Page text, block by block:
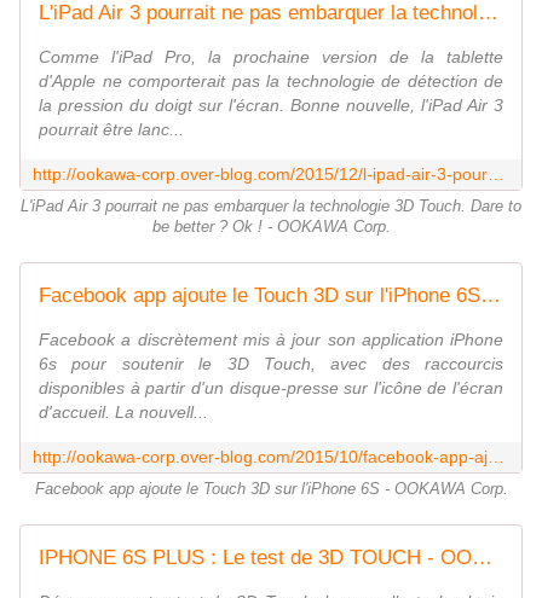
L'iPad Air 3 pourrait ne pas embarquer la technologie 3D Touch. Dare to be better ? Ok ! - OOKAWA Corp.
Comme l'iPad Pro, la prochaine version de la tablette
d'Apple ne comporterait pas la technologie de détection de
la pression du doigt sur l'écran. Bonne nouvelle, l'iPad Air 3
pourrait être lanc...
L'iPad Air 3 pourrait ne pas embarquer la technologie 3D Touch. Dare to
be better ? Ok ! - OOKAWA Corp.
Facebook app ajoute le Touch 3D sur l'iPhone 6S - OOKAWA Corp.
Facebook a discrètement mis à jour son application iPhone
6s pour soutenir le 3D Touch, avec des raccourcis
disponibles à partir d'un disque-presse sur l'icône de l'écran
d'accueil. La nouvell...
Facebook app ajoute le Touch 3D sur l'iPhone 6S - OOKAWA Corp.
IPHONE 6S PLUS : Le test de 3D TOUCH - OOKAWA Corp.